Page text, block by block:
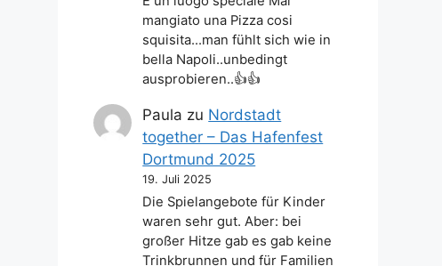
mangiato una Pizza cosi
squisita...man fühlt sich wie in
bella Napoli..unbedingt
ausprobieren..👍👍
Paula zu Nordstadt
together – Das Hafenfest
Dortmund 2025
19. Juli 2025
Die Spielangebote für Kinder
waren sehr gut. Aber: bei
großer Hitze gab es gab keine
Trinkbrunnen und für Familien